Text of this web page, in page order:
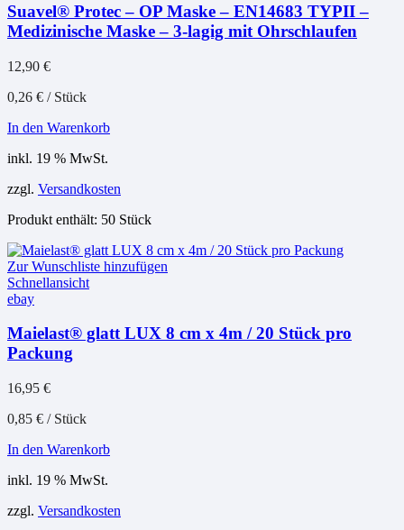
Suavel® Protec – OP Maske – EN14683 TYPII –
Medizinische Maske – 3-lagig mit Ohrschlaufen
12,90 €
0,26 € / Stück
In den Warenkorb
inkl. 19 % MwSt.
zzgl. Versandkosten
Produkt enthält: 50 Stück
Zur Wunschliste hinzufügen
Schnellansicht
ebay
Maielast® glatt LUX 8 cm x 4m / 20 Stück pro
Packung
16,95 €
0,85 € / Stück
In den Warenkorb
inkl. 19 % MwSt.
zzgl. Versandkosten